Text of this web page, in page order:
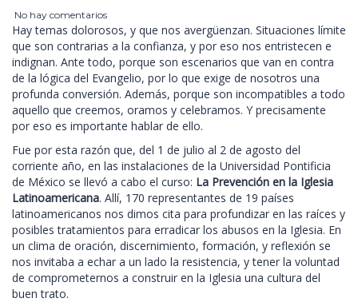
No hay comentarios
Hay temas dolorosos, y que nos avergüenzan. Situaciones límite
que son contrarias a la confianza, y por eso nos entristecen e
indignan. Ante todo, porque son escenarios que van en contra
de la lógica del Evangelio, por lo que exige de nosotros una
profunda conversión. Además, porque son incompatibles a todo
aquello que creemos, oramos y celebramos. Y precisamente
por eso es importante hablar de ello.
Fue por esta razón que, del 1 de julio al 2 de agosto del
corriente año, en las instalaciones de la Universidad Pontificia
de México se llevó a cabo el curso: La Prevención en la Iglesia
Latinoamericana. Allí, 170 representantes de 19 países
latinoamericanos nos dimos cita para profundizar en las raíces y
posibles tratamientos para erradicar los abusos en la Iglesia. En
un clima de oración, discernimiento, formación, y reflexión se
nos invitaba a echar a un lado la resistencia, y tener la voluntad
de comprometernos a construir en la Iglesia una cultura del
buen trato.